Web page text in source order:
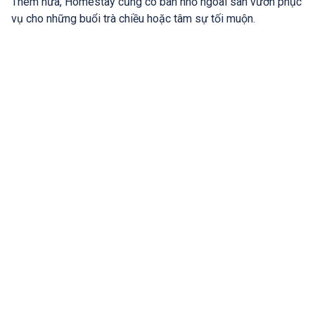
vụ cho những buổi trà chiều hoặc tâm sự tối muộn.